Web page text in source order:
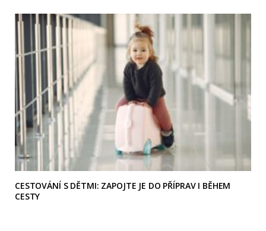
CESTOVÁNÍ S DĚTMI: ZAPOJTE JE DO PŘÍPRAV I BĚHEM
CESTY